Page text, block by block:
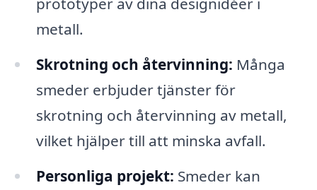
metall.
Skrotning och återvinning: Många
smeder erbjuder tjänster för
skrotning och återvinning av metall,
vilket hjälper till att minska avfall.
Personliga projekt: Smeder kan